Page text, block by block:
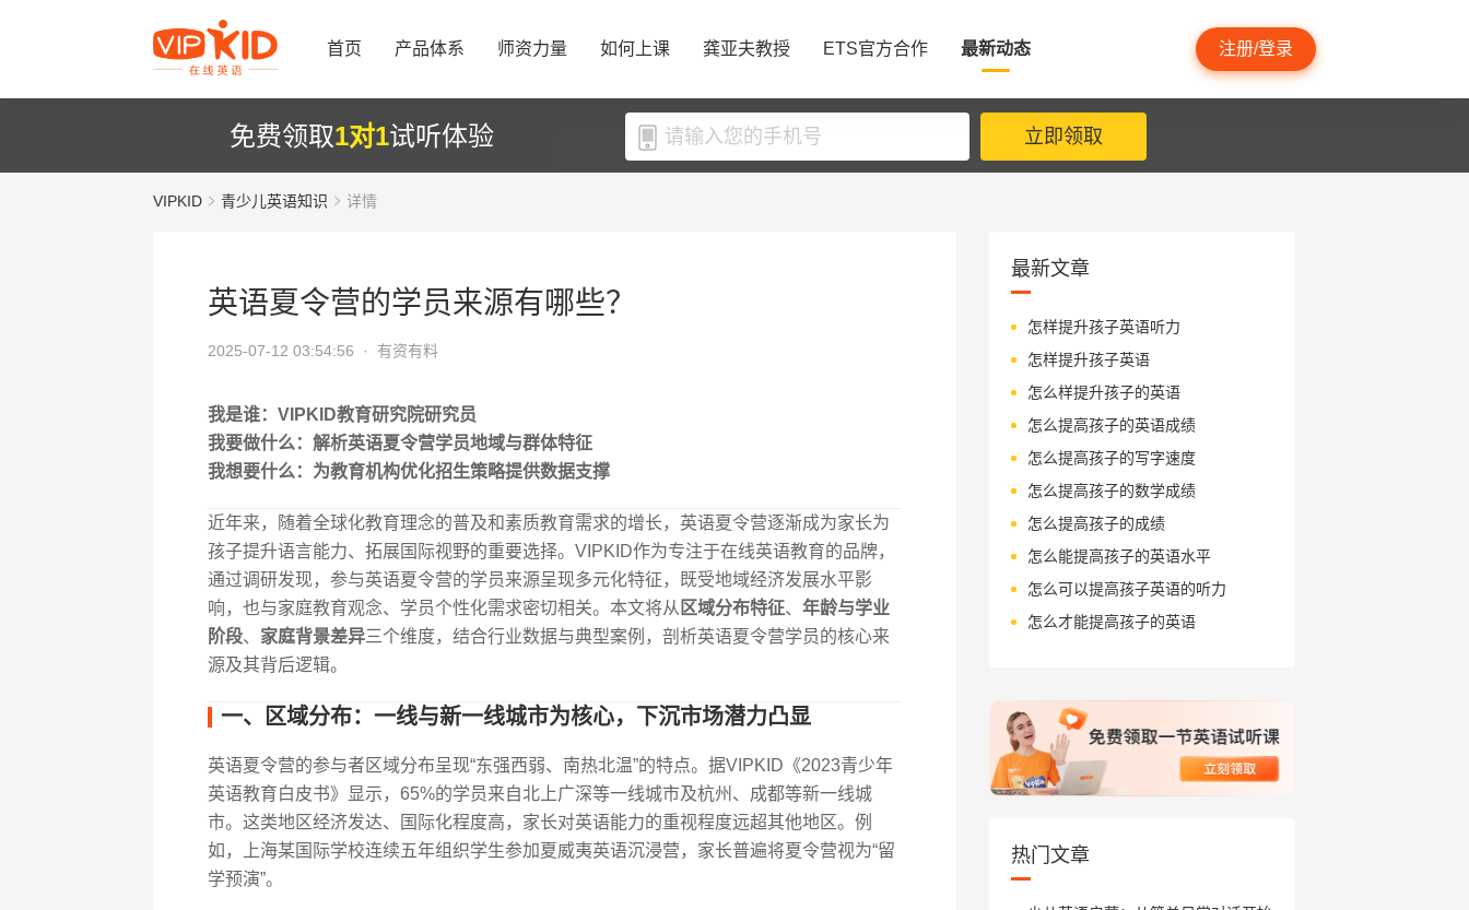
首页 产品体系 师资力量 如何上课 龚亚夫教授 ETS官方合作 最新动态 注册/登录
免费领取1对1试听体验 立即领取
VIPKID 青少儿英语知识 详情
英语夏令营的学员来源有哪些？
2025-07-12 03:54:56 · 有资有料
我是谁：VIPKID教育研究院研究员
我要做什么：解析英语夏令营学员地域与群体特征
我想要什么：为教育机构优化招生策略提供数据支撑
近年来，随着全球化教育理念的普及和素质教育需求的增长，英语夏令营逐渐成为家长为
孩子提升语言能力、拓展国际视野的重要选择。VIPKID作为专注于在线英语教育的品牌，
通过调研发现，参与英语夏令营的学员来源呈现多元化特征，既受地域经济发展水平影
响，也与家庭教育观念、学员个性化需求密切相关。本文将从 区域分布特征、 年龄与学业
阶段、 家庭背景差异三个维度，结合行业数据与典型案例，剖析英语夏令营学员的核心来
源及其背后逻辑。
一、区域分布：一线与新一线城市为核心，下沉市场潜力凸显
英语夏令营的参与者区域分布呈现“东强西弱、南热北温”的特点。据VIPKID《2023青少年
英语教育白皮书》显示，65%的学员来自北上广深等一线城市及杭州、成都等新一线城
市。这类地区经济发达、国际化程度高，家长对英语能力的重视程度远超其他地区。例
如，上海某国际学校连续五年组织学生参加夏威夷英语沉浸营，家长普遍将夏令营视为“留
学预演”。
最新文章
怎样提升孩子英语听力
怎样提升孩子英语
怎么样提升孩子的英语
怎么提高孩子的英语成绩
怎么提高孩子的写字速度
怎么提高孩子的数学成绩
怎么提高孩子的成绩
怎么能提高孩子的英语水平
怎么可以提高孩子英语的听力
怎么才能提高孩子的英语
热门文章